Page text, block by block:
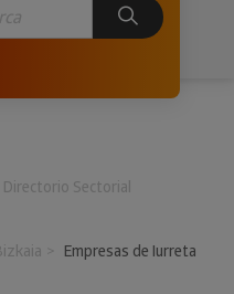
Directorio Sectorial
Empresas de Iurreta